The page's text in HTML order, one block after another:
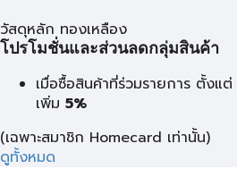
วัสดุหลัก ทองเหลือง
โปรโมชั่นและส่วนลดกลุ่มสินค้า
เมื่อซื้อสินค้าที่ร่วมรายการ ตั้งแต่
เพิ่ม 5%
(เฉพาะสมาชิก Homecard เท่านั้น)
ดูทั้งหมด